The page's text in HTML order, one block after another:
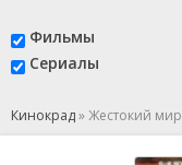
Фильмы
Сериалы
Кинокрад»Жестокий мир